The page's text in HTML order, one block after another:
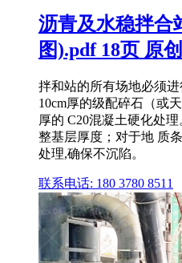
沥青及水稳拌合
图).pdf 18页 原
拌和站的所有场地必须
10cm厚的级配碎石（或
厚的 C20混凝土硬化处
整基层厚度；对于地 质
处理,确保不沉陷。
联系电话: 180 3780 8511